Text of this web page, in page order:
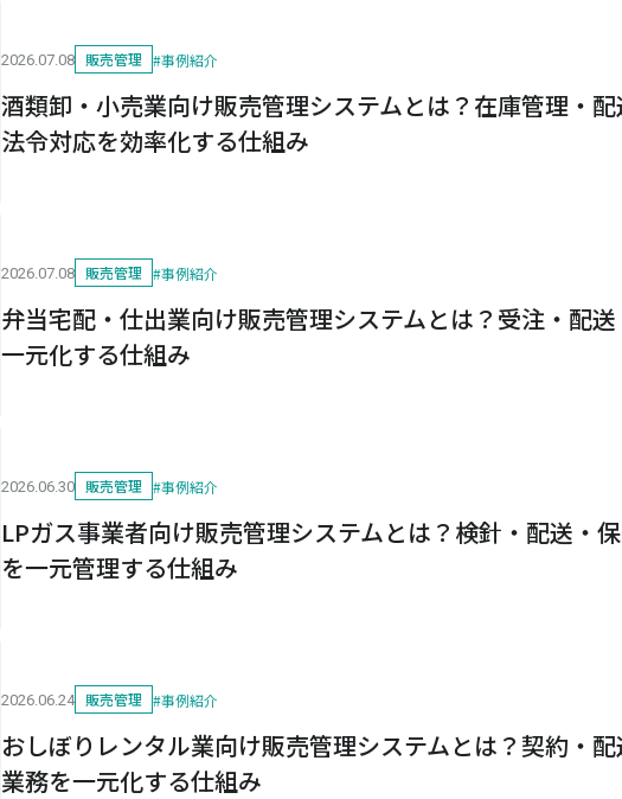
2026.07.08 販売管理 #事例紹介
酒類卸・小売業向け販売管理システムとは？在庫管理・配
法令対応を効率化する仕組み
2026.07.08 販売管理 #事例紹介
弁当宅配・仕出業向け販売管理システムとは？受注・配
一元化する仕組み
2026.06.30 販売管理 #事例紹介
LPガス事業者向け販売管理システムとは？検針・配送・
を一元管理する仕組み
2026.06.24 販売管理 #事例紹介
おしぼりレンタル業向け販売管理システムとは？契約・
業務を一元化する仕組み